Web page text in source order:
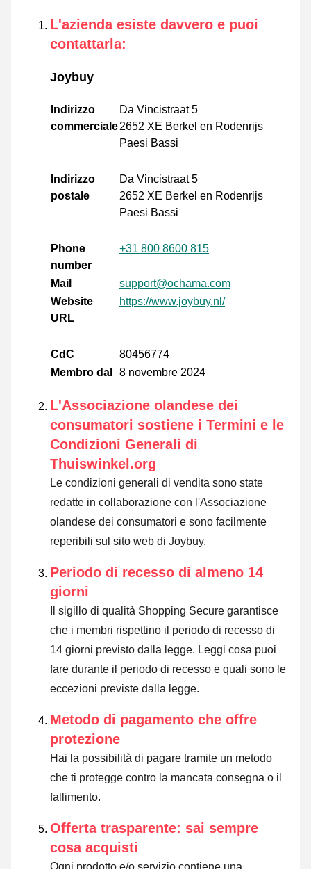
L'azienda esiste davvero e puoi
contattarla:
Joybuy
Indirizzo
commerciale
Da Vincistraat 5
2652 XE Berkel en Rodenrijs
Paesi Bassi
Indirizzo
postale
Da Vincistraat 5
2652 XE Berkel en Rodenrijs
Paesi Bassi
Phone
number
+31 800 8600 815
Mail
support@ochama.com
Website
URL
https://www.joybuy.nl/
CdC
80456774
Membro dal
8 novembre 2024
L'Associazione olandese dei
consumatori sostiene i Termini e le
Condizioni Generali di
Thuiswinkel.org
Le condizioni generali di vendita sono state
redatte in collaborazione con l'Associazione
olandese dei consumatori e sono facilmente
reperibili sul sito web di Joybuy.
Periodo di recesso di almeno 14
giorni
Il sigillo di qualità Shopping Secure garantisce
che i membri rispettino il periodo di recesso di
14 giorni previsto dalla legge. Leggi cosa puoi
fare durante il periodo di recesso e quali sono le
eccezioni previste dalla legge.
Metodo di pagamento che offre
protezione
Hai la possibilità di pagare tramite un metodo
che ti protegge contro la mancata consegna o il
fallimento.
Offerta trasparente: sai sempre
cosa acquisti
Ogni prodotto e/o servizio contiene una